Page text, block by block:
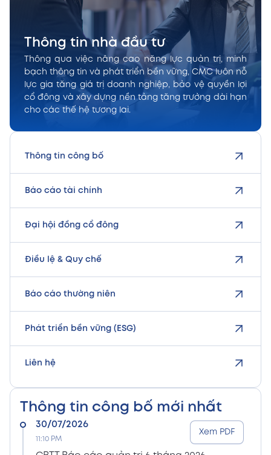
Thông tin nhà đầu tư
Thông qua việc nâng cao năng lực quản trị, minh
bạch thông tin và phát triển bền vững, CMC luôn nỗ
lực gia tăng giá trị doanh nghiệp, bảo vệ quyền lợi
cổ đông và xây dựng nền tảng tăng trưởng dài hạn
cho các thế hệ tương lai.
Thông tin công bố
Báo cáo tài chính
Đại hội đồng cổ đông
Điều lệ & Quy chế
Báo cáo thường niên
Phát triển bền vững (ESG)
Liên hệ
Thông tin công bố mới nhất
30/07/2026
11:10 PM
Xem PDF